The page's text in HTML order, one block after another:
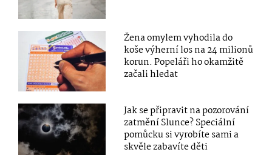
Žena omylem vyhodila do
koše výherní los na 24 milionů
korun. Popeláři ho okamžitě
začali hledat
Jak se připravit na pozorování
zatmění Slunce? Speciální
pomůcku si vyrobíte sami a
skvěle zabavíte děti